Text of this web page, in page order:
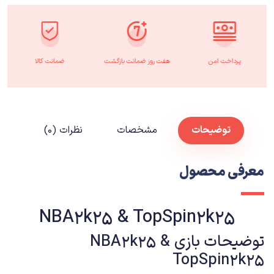
پرداخت امن هفت روز ضمانت بازگشت ضمانت کالا
توضیحات مشخصات نظرات (۰)
معرفی محصول
NBA2k25 & TopSpin2k25
توضیحات بازی NBA2k25 &
TopSpin2k25